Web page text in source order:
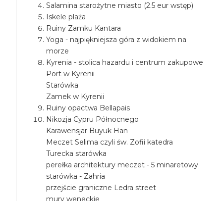
Salamina starożytne miasto (2.5 eur wstęp)
Iskele plaża
Ruiny Zamku Kantara
Yoga - najpiękniejsza góra z widokiem na
morze
Kyrenia - stolica hazardu i centrum zakupowe
Port w Kyrenii
Starówka
Zamek w Kyrenii
Ruiny opactwa Bellapais
Nikozja Cypru Północnego
Karawensjar Buyuk Han
Meczet Selima czyli św. Zofii katedra
Turecka starówka
perełka architektury meczet - 5 minaretowy
starówka - Zahria
przejście graniczne Ledra street
mury weneckie